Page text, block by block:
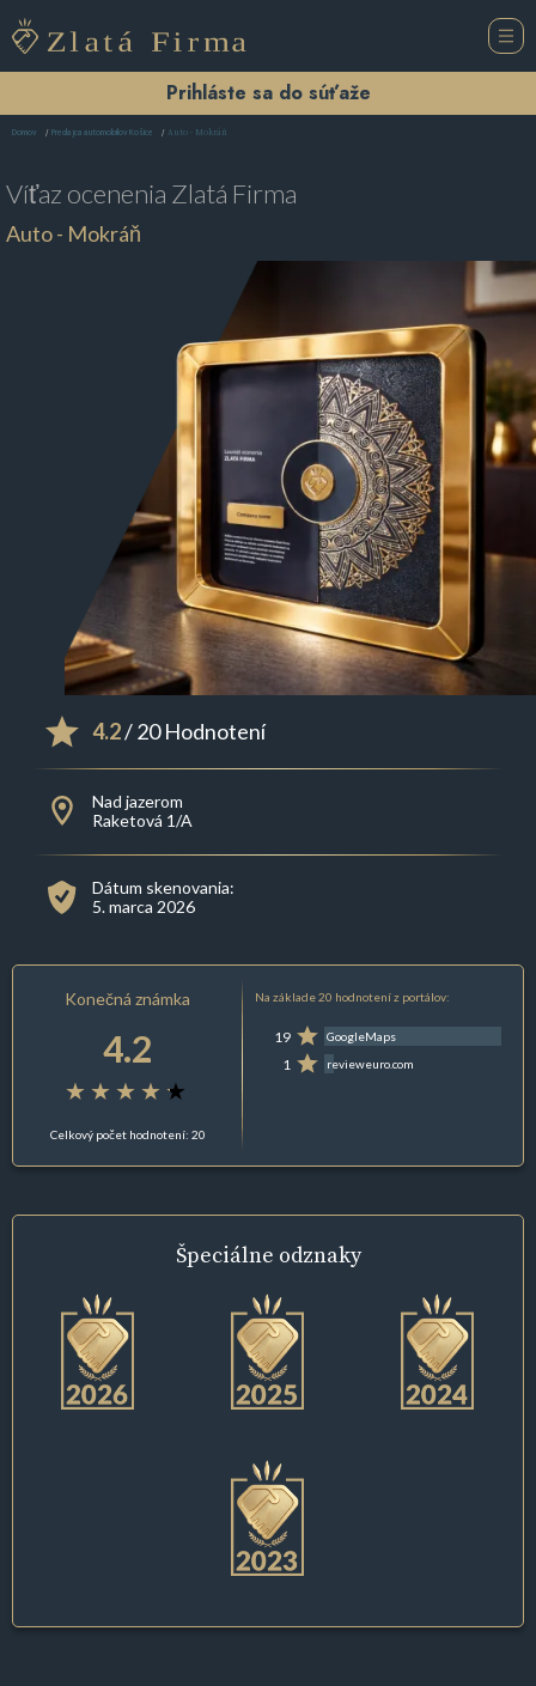
Prihláste sa do súťaže
Domov Predajca automobilov Košice Auto - Mokráň
Víťaz ocenenia Zlatá Firma
Auto - Mokráň
4.2/ 20 Hodnotení
Nad jazerom
Raketová 1/A
Dátum skenovania:
5. marca 2026
Konečná známka
4.2
Celkový počet hodnotení: 20
Na základe 20 hodnotení z portálov:
19 GoogleMaps
1 revieweuro.com
Špeciálne odznaky